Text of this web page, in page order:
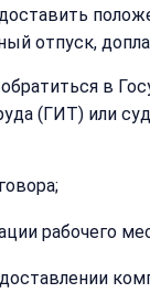
отпуск,
в
(ГИТ) или
рабочего